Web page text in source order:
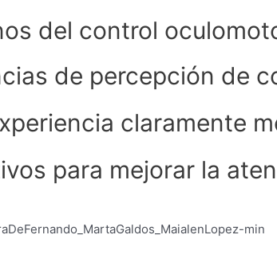
del control
de percepción de
claramente
para mejorar la